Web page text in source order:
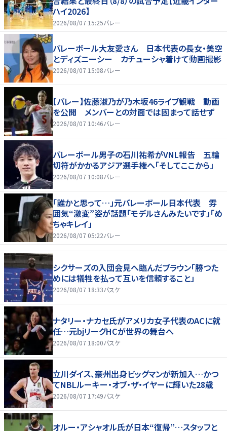
ハイ2026】
2026/08/07 15:25バレー
バレーボール大友愛さん 日本代表の長女・美空
とディズニーシー カチューシャ着けて動画撮影
2026/08/07 15:08バレー
【バレー】佐藤淑乃が乃木坂46ライブ観戦 動画
を公開 メンバーとの対面では固まって話せず
2026/08/07 10:46バレー
バレーボール男子の石川祐希がVNL報告 五輪
切符がかかるアジア選手権へ「そしてここから」
2026/08/07 10:08バレー
「誰かと思って…」元バレーボール日本代表 雰
囲気“激変”姿が話題「モデルさんみたいです」「め
ちゃキレイ」
2026/08/07 05:22バレー
シクサーズの入団会見へ臨んだブラウン「勝つた
めには犠牲を払って互いを信頼すること」
2026/08/07 18:33バスケ
ナタリー・ナカセ氏がアメリカ女子代表のACに就
任…元bjリーグHCが世界の舞台へ
2026/08/07 18:00バスケ
立川ダイス、豪州出身ビッグマンが新加入…かつ
てNBLルーキー・オブ・ザ・イヤーに輝いた28歳
2026/08/07 17:49バスケ
オルー・アシャオル氏が日本“復帰”…スタッフと